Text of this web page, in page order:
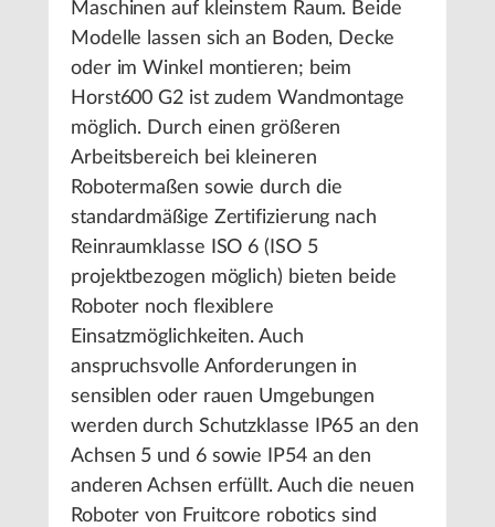
Maschinen auf kleinstem Raum. Beide
Modelle lassen sich an Boden, Decke
oder im Winkel montieren; beim
Horst600 G2 ist zudem Wandmontage
möglich. Durch einen größeren
Arbeitsbereich bei kleineren
Robotermaßen sowie durch die
standardmäßige Zertifizierung nach
Reinraumklasse ISO 6 (ISO 5
projektbezogen möglich) bieten beide
Roboter noch flexiblere
Einsatzmöglichkeiten. Auch
anspruchsvolle Anforderungen in
sensiblen oder rauen Umgebungen
werden durch Schutzklasse IP65 an den
Achsen 5 und 6 sowie IP54 an den
anderen Achsen erfüllt. Auch die neuen
Roboter von Fruitcore robotics sind